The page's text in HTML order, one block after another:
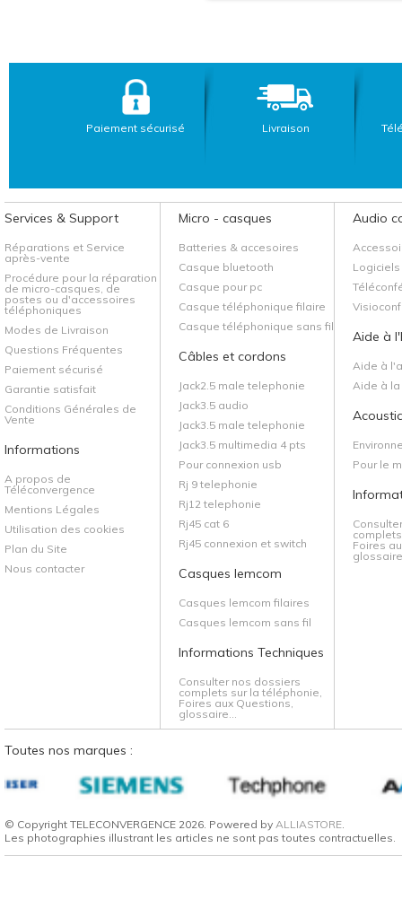
Paiement sécurisé Livraison
Services & Support
Réparations et Service
après-vente
Procédure pour la réparation
de micro-casques, de
postes ou d'accessoires
téléphoniques
Modes de Livraison
Questions Fréquentes
Paiement sécurisé
Garantie satisfait
Conditions Générales de
Vente
Informations
A propos de
Téléconvergence
Mentions Légales
Utilisation des cookies
Plan du Site
Nous contacter
Micro - casques
Batteries & accesoires
Casque bluetooth
Casque pour pc
Casque téléphonique filaire
Casque téléphonique sans fil
Câbles et cordons
Jack2.5 male telephonie
Jack3.5 audio
Jack3.5 male telephonie
Jack3.5 multimedia 4 pts
Pour connexion usb
Rj 9 telephonie
Rj12 telephonie
Rj45 cat 6
Rj45 connexion et switch
Casques lemcom
Casques lemcom filaires
Casques lemcom sans fil
Informations Techniques
Consulter nos dossiers
complets sur la téléphonie,
Foires aux Questions,
glossaire...
Audio
Aide à
Aide à
Aide à
Pour le
Foires
Toutes nos marques :
© Copyright TELECONVERGENCE 2026. Powered by ALLIASTORE.
Les photographies illustrant les articles ne sont pas toutes contractuelles.